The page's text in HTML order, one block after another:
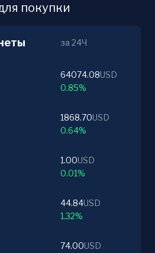
покупки
за 24Ч
64074.08USD
0.85%
1868.70USD
0.64%
1.00USD
0.01%
44.84USD
1.32%
74.00USD